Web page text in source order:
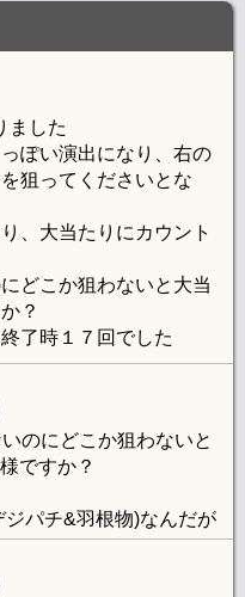
ました
ぽい演出になり、右の
狙ってくださいとな
、大当たりにカウント
どこか狙わないと大当
？
了時１７回でした
のにどこか狙わないと
ですか？
パチ&羽根物)なんだが